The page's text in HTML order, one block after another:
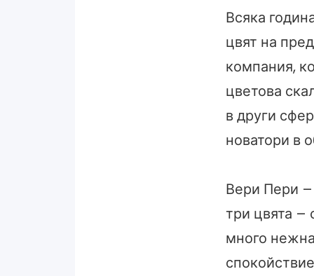
Всяка
цвят на
компания,
цветова
в други
новатори в
Вери Пери –
три цвята –
много